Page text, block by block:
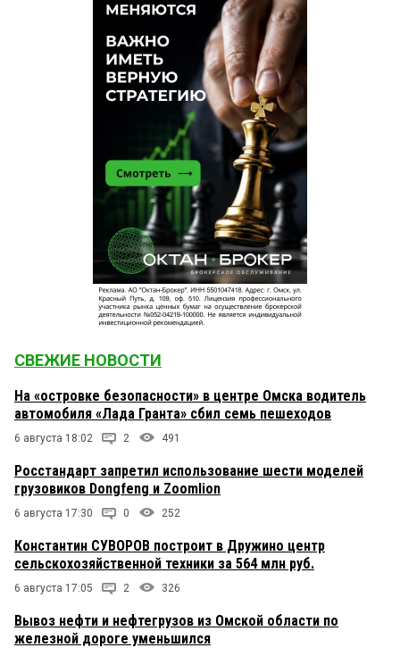
СВЕЖИЕ НОВОСТИ
На «островке безопасности» в центре Омска водитель
автомобиля «Лада Гранта» сбил семь пешеходов
6 августа 18:02 2 491
Росстандарт запретил использование шести моделей
грузовиков Dongfeng и Zoomlion
6 августа 17:30 0 252
Константин СУВОРОВ построит в Дружино центр
сельскохозяйственной техники за 564 млн руб.
6 августа 17:05 2 326
Вывоз нефти и нефтегрузов из Омской области по
железной дороге уменьшился